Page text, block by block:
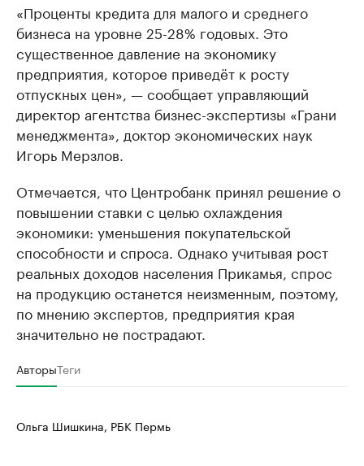
«Проценты кредита для малого и среднего
бизнеса на уровне 25-28% годовых. Это
существенное давление на экономику
предприятия, которое приведёт к росту
отпускных цен», — сообщает управляющий
директор агентства бизнес-экспертизы «Грани
менеджмента», доктор экономических наук
Игорь Мерзлов.
Отмечается, что Центробанк принял решение о
повышении ставки с целью охлаждения
экономики: уменьшения покупательской
способности и спроса. Однако учитывая рост
реальных доходов населения Прикамья, спрос
на продукцию останется неизменным, поэтому,
по мнению экспертов, предприятия края
значительно не пострадают.
АвторыТеги
Ольга Шишкина, РБК Пермь